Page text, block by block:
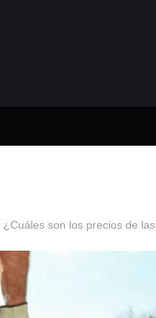
¿Cuáles son los precios de